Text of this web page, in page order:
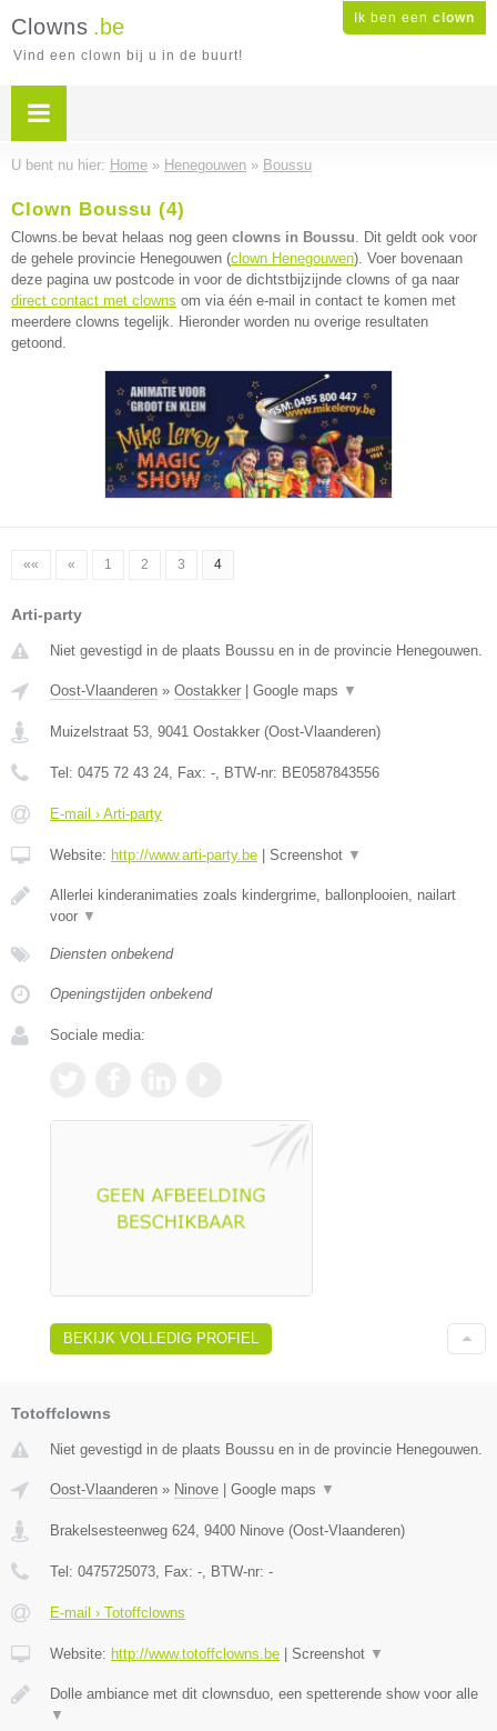
Ik ben een clown
Clowns .be
Vind een clown bij u in de buurt!
U bent nu hier: Home » Henegouwen » Boussu
Clown Boussu (4)
Clowns.be bevat helaas nog geen clowns in Boussu. Dit geldt ook voor
de gehele provincie Henegouwen (clown Henegouwen). Voer bovenaan
deze pagina uw postcode in voor de dichtstbijzijnde clowns of ga naar
direct contact met clowns om via één e-mail in contact te komen met
meerdere clowns tegelijk. Hieronder worden nu overige resultaten
getoond.
«« « 1 2 3 4
Arti-party
Niet gevestigd in de plaats Boussu en in de provincie Henegouwen.
Oost-Vlaanderen » Oostakker Google maps ▼
Muizelstraat 53, 9041 Oostakker (Oost-Vlaanderen)
Tel: 0475 72 43 24, Fax: -, BTW-nr: BE0587843556
E-mail › Arti-party
Website: http://www.arti-party.be Screenshot ▼
Allerlei kinderanimaties zoals kindergrime, ballonplooien, nailart
voor ▼
Diensten onbekend
Openingstijden onbekend
Sociale media:
BEKIJK VOLLEDIG PROFIEL
Totoffclowns
Niet gevestigd in de plaats Boussu en in de provincie Henegouwen.
Oost-Vlaanderen » Ninove Google maps ▼
Brakelsesteenweg 624 9400 Ninove (Oost-Vlaanderen)
Tel: 0475725073 , Fax: - , BTW-nr: -
E-mail › Totoffclowns
Website: http://www.totoffclowns.be Screenshot ▼
Dolle ambiance met dit clownsduo, een spetterende show voor alle
▼